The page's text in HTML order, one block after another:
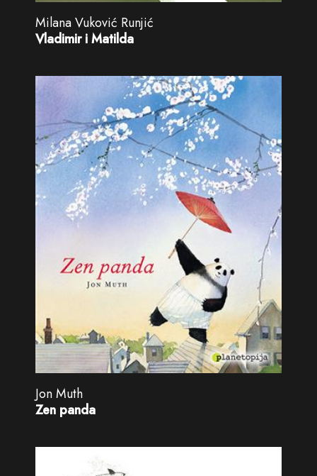
Milana Vuković Runjić
Vladimir i Matilda
Jon Muth
Zen panda